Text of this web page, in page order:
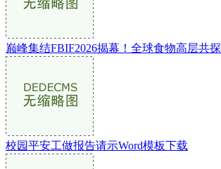
巅峰集结FBIF2026揭幕！全球食物高层共探
校园平安工做报告请示Word模板下载